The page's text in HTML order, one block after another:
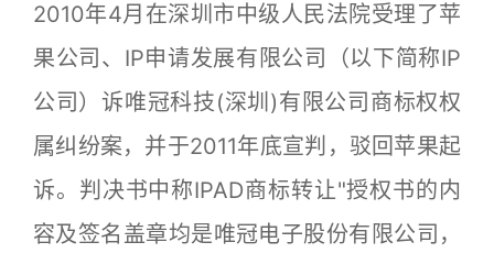
2010年4月在深圳市中级人民法院受理了苹
果公司、IP申请发展有限公司（以下简称IP
公司）诉唯冠科技(深圳)有限公司商标权权
属纠纷案，并于2011年底宣判，驳回苹果起
诉。判决书中称IPAD商标转让"授权书的内
容及签名盖章均是唯冠电子股份有限公司，